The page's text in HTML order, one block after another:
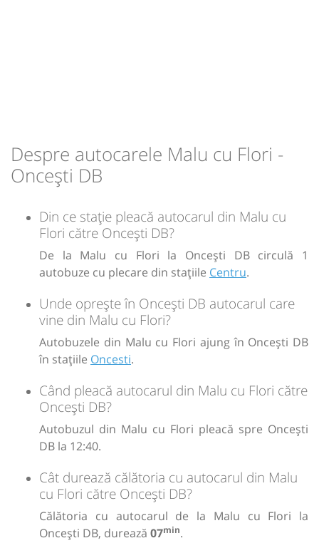
-
Sursa:GRUP ATYC SRL| Ultima actualizare:
Despre autocarele Malu cu Flori -
Oncești DB
Din ce stație pleacă autocarul din Malu cu
Flori către Oncești DB?
De la Malu cu Flori la Oncești DB circulă 1
autobuze cu plecare din stațiile Centru.
Unde oprește în Oncești DB autocarul care
vine din Malu cu Flori?
Autobuzele din Malu cu Flori ajung în Oncești DB
în stațiile Oncesti.
Când pleacă autocarul din Malu cu Flori către
Oncești DB?
Autobuzul din Malu cu Flori pleacă spre Oncești
DB la 12:40.
Cât durează călătoria cu autocarul din Malu
cu Flori către Oncești DB?
Călătoria cu autocarul de la Malu cu Flori la
Oncești DB, durează 07min.